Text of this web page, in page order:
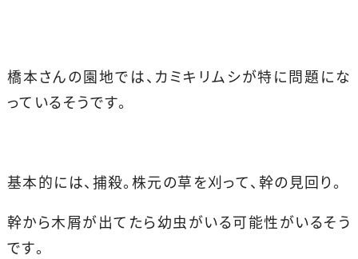
橋本さんの園地では、カミキリムシが特に問題にな
っているそうです。
基本的には、捕殺。株元の草を刈って、幹の見回り。
幹から木屑が出てたら幼虫がいる可能性がいるそう
です。